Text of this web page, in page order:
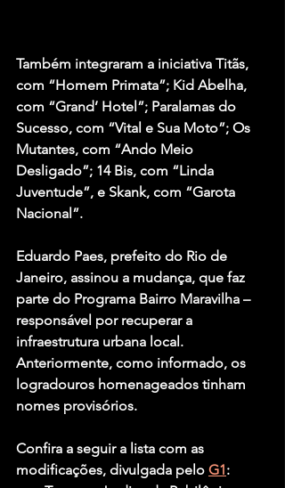
Também integraram a iniciativa Titãs,
com “Homem Primata”; Kid Abelha,
com “Grand’ Hotel”; Paralamas do
Sucesso, com “Vital e Sua Moto”; Os
Mutantes, com “Ando Meio
Desligado”; 14 Bis, com “Linda
Juventude”, e Skank, com “Garota
Nacional”.
Eduardo Paes, prefeito do Rio de
Janeiro, assinou a mudança, que faz
parte do Programa Bairro Maravilha –
responsável por recuperar a
infraestrutura urbana local.
Anteriormente, como informado, os
logradouros homenageados tinham
nomes provisórios.
Confira a seguir a lista com as
modificações, divulgada pelo G1: